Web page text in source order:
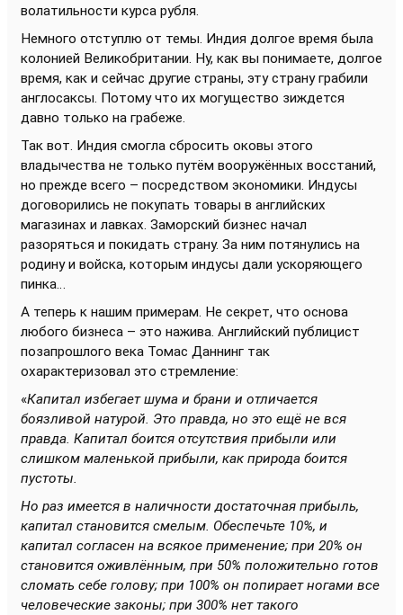
волатильности курса рубля.
Немного отступлю от темы. Индия долгое время была
колонией Великобритании. Ну, как вы понимаете, долгое
время, как и сейчас другие страны, эту страну грабили
англосаксы. Потому что их могущество зиждется
давно только на грабеже.
Так вот. Индия смогла сбросить оковы этого
владычества не только путём вооружённых восстаний,
но прежде всего – посредством экономики. Индусы
договорились не покупать товары в английских
магазинах и лавках. Заморский бизнес начал
разоряться и покидать страну. За ним потянулись на
родину и войска, которым индусы дали ускоряющего
пинка…
А теперь к нашим примерам. Не секрет, что основа
любого бизнеса – это нажива. Английский публицист
позапрошлого века Томас Даннинг так
охарактеризовал это стремление:
«Капитал избегает шума и брани и отличается
боязливой натурой. Это правда, но это ещё не вся
правда. Капитал боится отсутствия прибыли или
слишком маленькой прибыли, как природа боится
пустоты.
Но раз имеется в наличности достаточная прибыль,
капитал становится смелым. Обеспечьте 10%, и
капитал согласен на всякое применение; при 20% он
становится оживлённым, при 50% положительно готов
сломать себе голову; при 100% он попирает ногами все
человеческие законы; при 300% нет такого